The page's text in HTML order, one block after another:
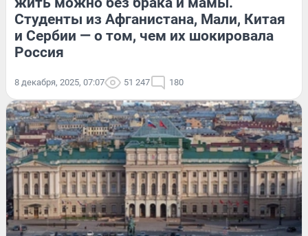
Студенты из Афганистана, Мали, Китая
и Сербии — о том, чем их шокировала
Россия
8 декабря, 2025, 07:07 51 247 180